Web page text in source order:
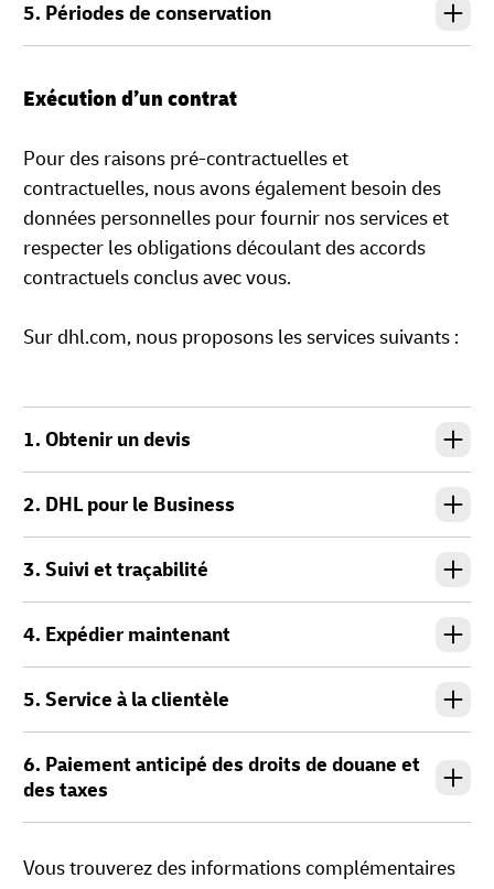
5. Périodes de conservation
Exécution d’un contrat
Pour des raisons pré-contractuelles et
contractuelles, nous avons également besoin des
données personnelles pour fournir nos services et
respecter les obligations découlant des accords
contractuels conclus avec vous.
Sur dhl.com, nous proposons les services suivants :
1. Obtenir un devis
2. DHL pour le Business
3. Suivi et traçabilité
4. Expédier maintenant
5. Service à la clientèle
6. Paiement anticipé des droits de douane et
des taxes
Vous trouverez des informations complémentaires